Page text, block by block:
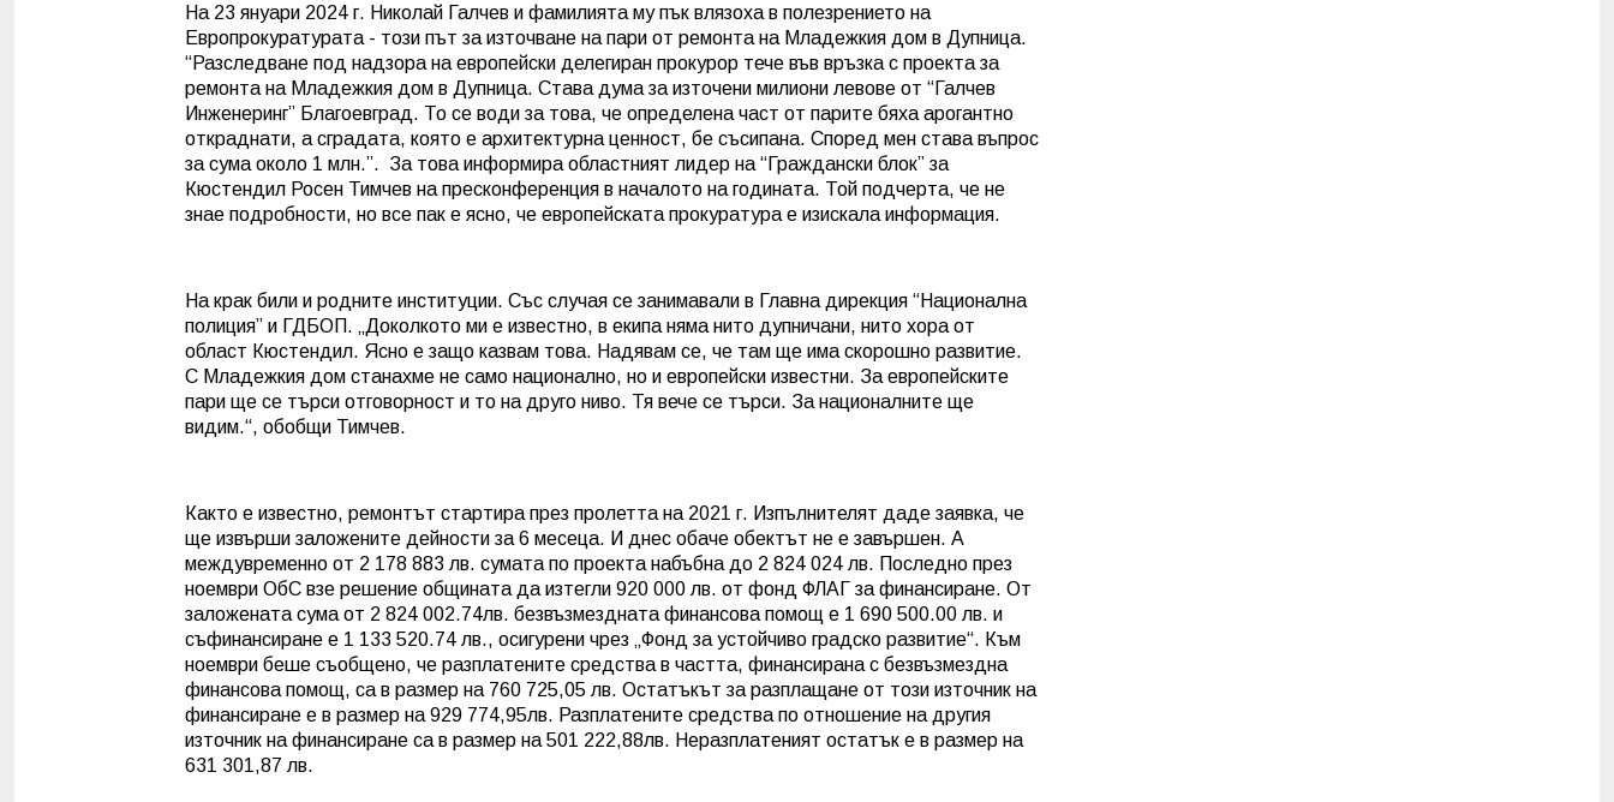
На 23 януари 2024 г. Николай Галчев и фамилията му пък влязоха в полезрението на
Европрокуратурата - този път за източване на пари от ремонта на Младежкия дом в Дупница.
“Разследване под надзора на европейски делегиран прокурор тече във връзка с проекта за
ремонта на Младежкия дом в Дупница. Става дума за източени милиони левове от “Галчев
Инженеринг” Благоевград. То се води за това, че определена част от парите бяха арогантно
откраднати, а сградата, която е архитектурна ценност, бе съсипана. Според мен става въпрос
за сума около 1 млн.”. За това информира областният лидер на “Граждански блок” за
Кюстендил Росен Тимчев на пресконференция в началото на годината. Той подчерта, че не
знае подробности, но все пак е ясно, че европейската прокуратура е изискала информация.
На крак били и родните институции. Със случая се занимавали в Главна дирекция “Национална
полиция” и ГДБОП. „Доколкото ми е известно, в екипа няма нито дупничани, нито хора от
област Кюстендил. Ясно е защо казвам това. Надявам се, че там ще има скорошно развитие.
С Младежкия дом станахме не само национално, но и европейски известни. За европейските
пари ще се търси отговорност и то на друго ниво. Тя вече се търси. За националните ще
видим.“, обобщи Тимчев.
Както е известно, ремонтът стартира през пролетта на 2021 г. Изпълнителят даде заявка, че
ще извърши заложените дейности за 6 месеца. И днес обаче обектът не е завършен. А
междувременно от 2 178 883 лв. сумата по проекта набъбна до 2 824 024 лв. Последно през
ноември ОбС взе решение общината да изтегли 920 000 лв. от фонд ФЛАГ за финансиране. От
заложената сума от 2 824 002.74лв. безвъзмездната финансова помощ е 1 690 500.00 лв. и
съфинансиране е 1 133 520.74 лв., осигурени чрез „Фонд за устойчиво градско развитие“. Към
ноември беше съобщено, че разплатените средства в частта, финансирана с безвъзмездна
финансова помощ, са в размер на 760 725,05 лв. Остатъкът за разплащане от този източник на
финансиране е в размер на 929 774,95лв. Разплатените средства по отношение на другия
източник на финансиране са в размер на 501 222,88лв. Неразплатеният остатък е в размер на
631 301,87 лв.